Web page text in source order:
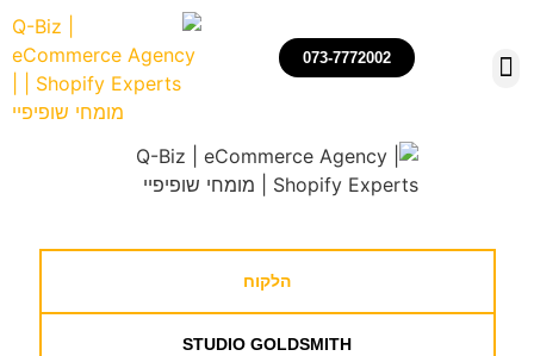
073-7772002
הלקוח
STUDIO GOLDSMITH